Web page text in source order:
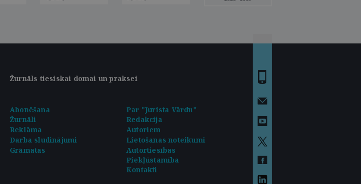
Žurnāls tiesiskai domai un praksei
Abonēšana
Par "Jurista Vārdu"
Žurnāli
Redakcija
Reklāma
Autoriem
Darba sludinājumi
Lietošanas noteikumi
Grāmatas
Autortiesības
Piekļūstamība
Kontakti